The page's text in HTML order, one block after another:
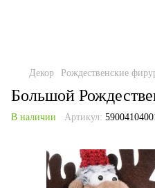
Декор Рождественские
Большой
В наличии Артикул: